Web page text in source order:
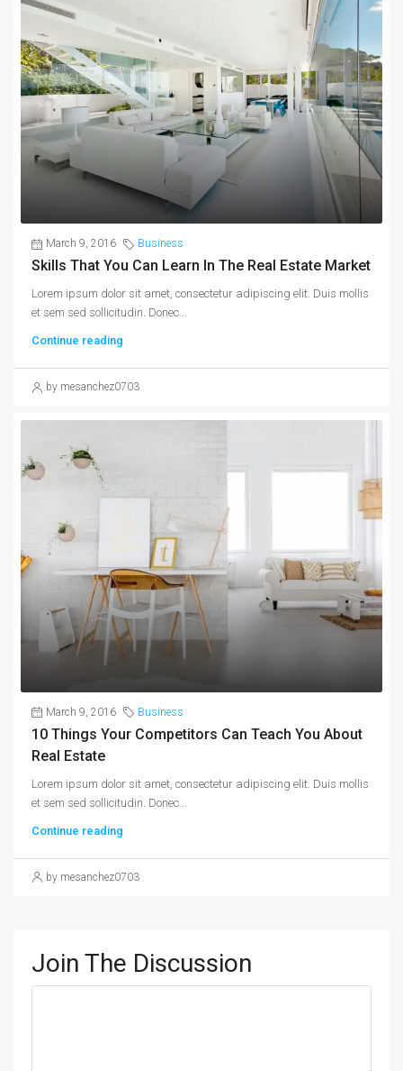
March 9, 2016 Business
Skills That You Can Learn In The Real Estate Market
Lorem ipsum dolor sit amet, consectetur adipiscing elit. Duis mollis
et sem sed sollicitudin. Donec...
Continue reading
by mesanchez0703
March 9, 2016 Business
10 Things Your Competitors Can Teach You About
Real Estate
Lorem ipsum dolor sit amet, consectetur adipiscing elit. Duis mollis
et sem sed sollicitudin. Donec...
Continue reading
by mesanchez0703
Join The Discussion